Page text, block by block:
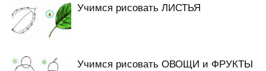
Учимся рисовать ЛИСТЬЯ
Учимся рисовать ОВОЩИ и ФРУКТЫ